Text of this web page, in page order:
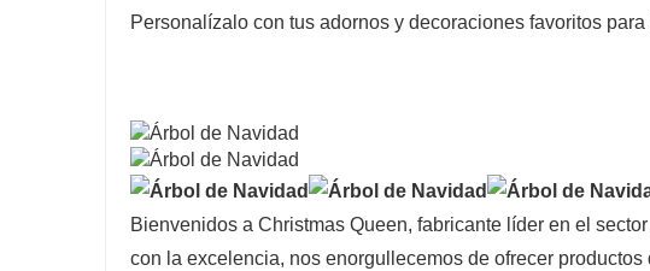
Personalízalo con tus adornos y decoraciones favoritos
Bienvenidos a Christmas Queen, fabricante líder en el
con la excelencia, nos enorgullecemos de ofrecer